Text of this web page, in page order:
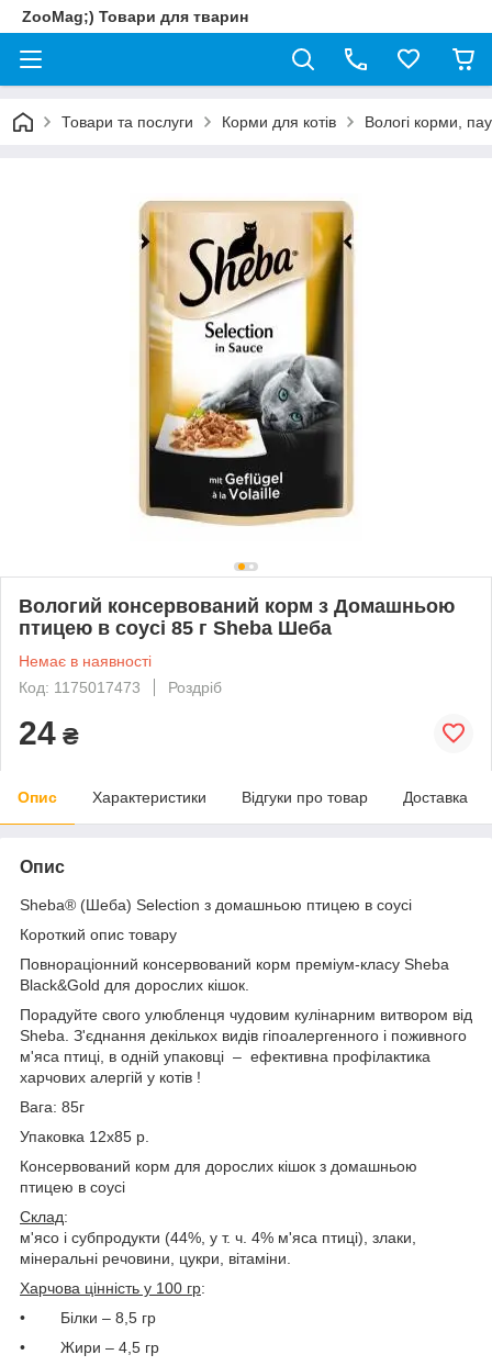
ZooMag;) Товари для тварин
Товари та послуги Корми для котів Вологі корми,
Вологий консервований корм з Домашньою
птицею в соусі 85 г Sheba Шеба
Немає в наявності
Код: 1175017473
Роздріб
24 ₴
Опис Характеристики Відгуки про товар Доставка
Опис
Sheba® (Шеба) Selection з домашньою птицею в соусі
Короткий опис товару
Повнораціонний консервований корм преміум-класу Sheba
Black&Gold для дорослих кішок.
Порадуйте свого улюбленця чудовим кулінарним витвором від
Sheba . З'єднання декількох видів гіпоалергенного і поживного
м'яса птиці, в одній упаковці – ефективна профілактика
харчових алергій у котів !
Вага: 85г
Упаковка 12х85 р.
Консервований корм для дорослих кішок з домашньою
птицею в соусі
Склад:
м'ясо і субпродукти (44%, у т. ч. 4% м'яса птиці), злаки,
мінеральні речовини, цукри, вітаміни.
Харчова цінність у 100 гр:
•
Білки – 8,5 гр
•
Жири – 4,5 гр